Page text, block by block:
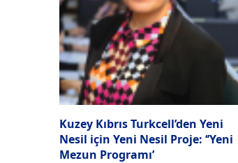
Kuzey Kıbrıs Turkcell’den Yeni
Nesil için Yeni Nesil Proje: ‘’Yeni
Mezun Programı’